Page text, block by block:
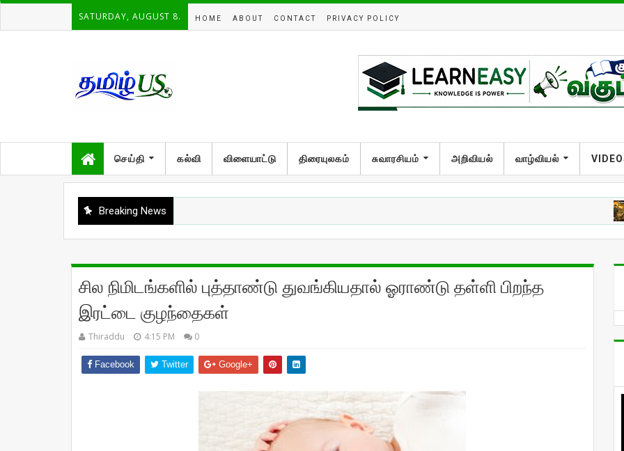
SATURDAY, AUGUST 8. HOME ABOUT CONTACT PRIVACY POLICY
செய்தி கல்வி விளையாட்டு திரையுலகம் சுவாரசியம் அறிவியல் வாழ்வியல்
Breaking News
சில நிமிடங்களில் புத்தாண்டு துவங்கியதால் ஓராண்டு தள்ளி பிறந்த
இரட்டை குழந்தைகள்
Thiraddu 4:15 PM 0
Facebook Twitter Google+